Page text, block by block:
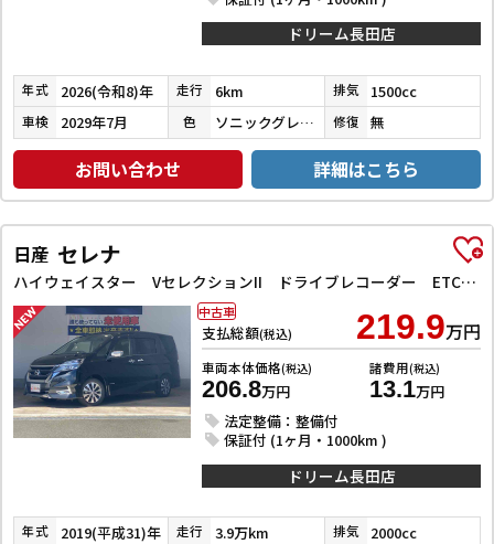
ドリーム長田店
年式 2026(令和8)年 走行 6km 排気 1500cc
車検 2029年7月 色 ソニックグレーパール 修復 無
お問い合わせ 詳細はこちら
日産 セレナ
ハイウェイスター VセレクションII ドライブレコーダー ETC 全周囲カメラ ナビ TV クリアランスソナー オートクルーズコントロール パークアシスト 衝突被害軽減システム 両側電動スライドドア オートライト LEDヘッドランプ
支払総額(税込) 219.9万円
車両本体価格(税込)
206.8万円
諸費用(税込)
13.1万円
法定整備：整備付
保証付 (1ヶ月・1000km )
中古車
ドリーム長田店
年式 2019(平成31)年 走行 3.9万km 排気 2000cc